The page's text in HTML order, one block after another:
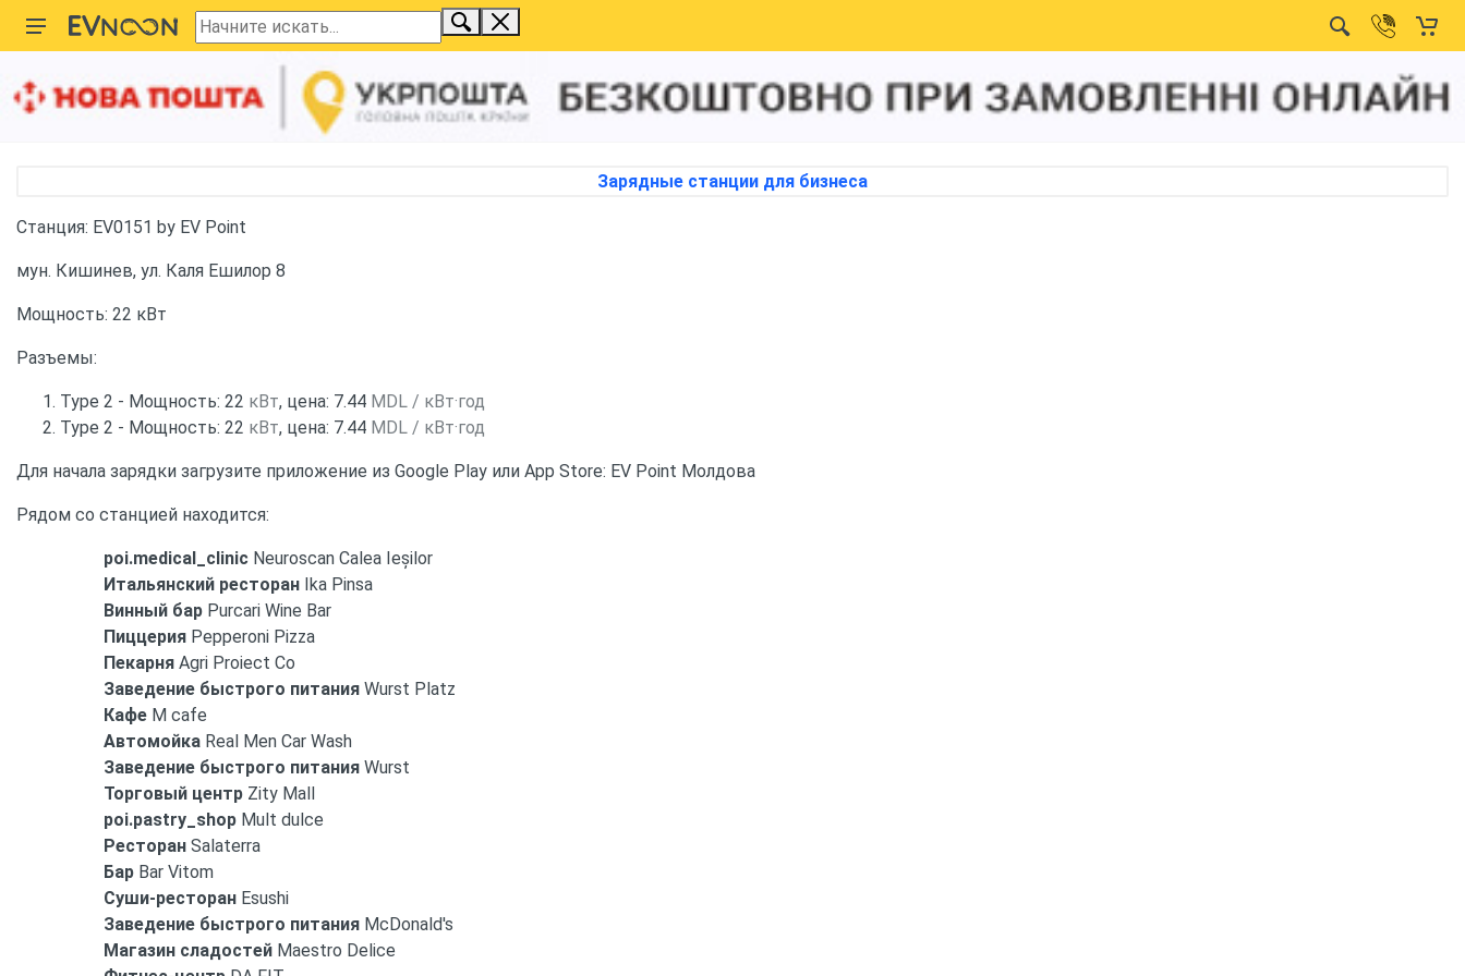
Главная Карта зарядных станций Молдова
Станция 22 кВт Type 2 by EV Point
Зарядные станции для бизнеса
Станция: EV0151 by EV Point
мун. Кишинев, ул. Каля Ешилор 8
Мощность: 22 кВт
Разъемы:
Type 2 - Мощность: 22 кВт, цена: 7.44 MDL / кВт·год
Type 2 - Мощность: 22 кВт, цена: 7.44 MDL / кВт·год
Для начала зарядки загрузите приложение из Google Play или App Store: EV Point Молдова
Рядом со станцией находится:
poi.medical_clinic Neuroscan Calea Ieșilor
Итальянский ресторан Ika Pinsa
Винный бар Purcari Wine Bar
Пиццерия Pepperoni Pizza
Пекарня Agri Proiect Co
Заведение быстрого питания Wurst Platz
Кафе M cafe
Автомойка Real Men Car Wash
Заведение быстрого питания Wurst
Торговый центр Zity Mall
poi.pastry_shop Mult dulce
Ресторан Salaterra
Бар Bar Vitom
Суши-ресторан Esushi
Заведение быстрого питания McDonald's
Магазин сладостей Maestro Delice